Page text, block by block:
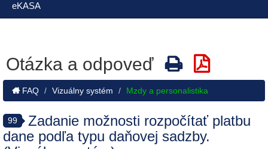
eKASA
Otázka a odpoveď
FAQ Vizuálny systém Mzdy a personalistika
99
Zadanie možnosti rozpočítať platbu
dane podľa typu daňovej sadzby.